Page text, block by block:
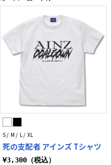
S / M / L / XL
死の支配者 アインズ Tシャツ
¥3,300（税込）